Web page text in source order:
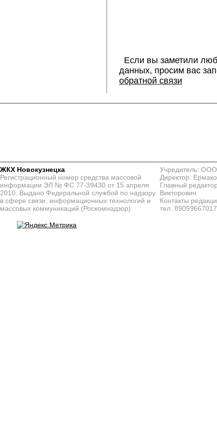
Если вы заметили
данных, просим вас
обратной связи
ЖКХ Новокузнецка
Регистрационный номер средства массовой
информации ЭЛ № ФС 77-39430 от 15 апреля
2010. Выдано Федеральной службой по надзору
в сфере связи, информационных технологий и
массовых коммуникаций (Роскомнадзор)
Учредитель:
Директор:
Главный
Викторович
Контакты
тел. 89059667017